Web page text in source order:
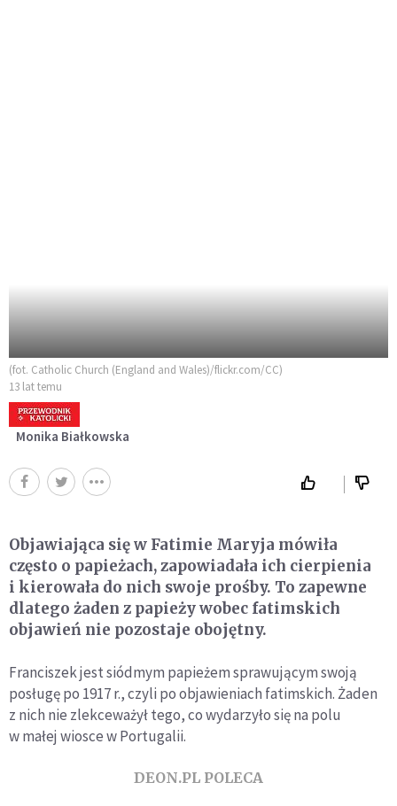
(fot. Catholic Church (England and Wales)/flickr.com/CC)
13 lat temu
Monika Białkowska
Objawiająca się w Fatimie Maryja mówiła
często o papieżach, zapowiadała ich cierpienia
i kierowała do nich swoje prośby. To zapewne
dlatego żaden z papieży wobec fatimskich
objawień nie pozostaje obojętny.
Franciszek jest siódmym papieżem sprawującym swoją
posługę po 1917 r., czyli po objawieniach fatimskich. Żaden
z nich nie zlekceważył tego, co wydarzyło się na polu
w małej wiosce w Portugalii.
DEON.PL POLECA